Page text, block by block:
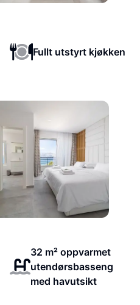
Fullt utstyrt kjøkken
32 m² oppvarmet
utendørsbasseng
med havutsikt